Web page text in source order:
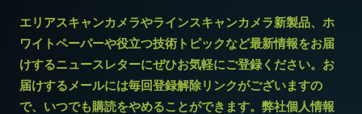
エリアスキャンカメラやラインスキャンカメラ新製品、ホ
ワイトペーパーや役立つ技術トピックなど最新情報をお届
けするニュースレターにぜひお気軽にご登録ください。お
届けするメールには毎回登録解除リンクがございますの
で、いつでも購読をやめることができます。弊社個人情報